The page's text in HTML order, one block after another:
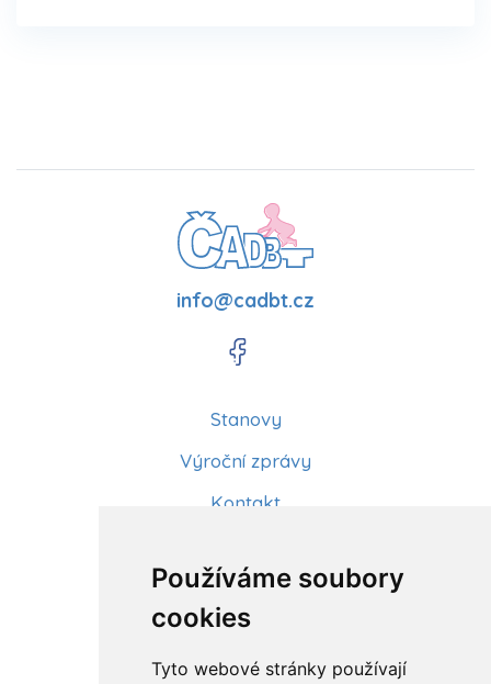
Používáme soubory
cookies
Tyto webové stránky používají
info@cadbt.cz
Stanovy
Výroční zprávy
Kontakt
Články
Kurzy a workshopy